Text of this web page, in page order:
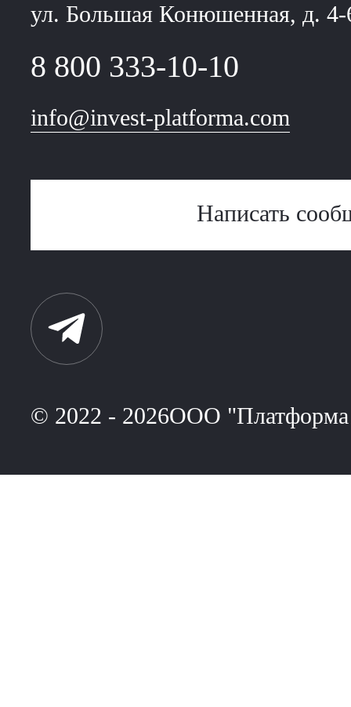
ул. Большая Конюшенная, д.
8 800 333-10-10
info@invest-platforma.com
Написать
© 2022 - 2026ООО "Платформа